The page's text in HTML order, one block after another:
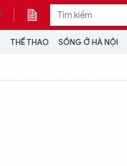
THỂ THAO SỐNG Ở HÀ NỘI